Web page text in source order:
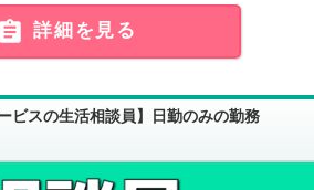
 詳細を見る
ビスの生活相談員】日勤のみの勤務